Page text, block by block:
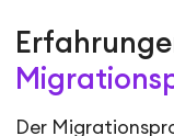
Der